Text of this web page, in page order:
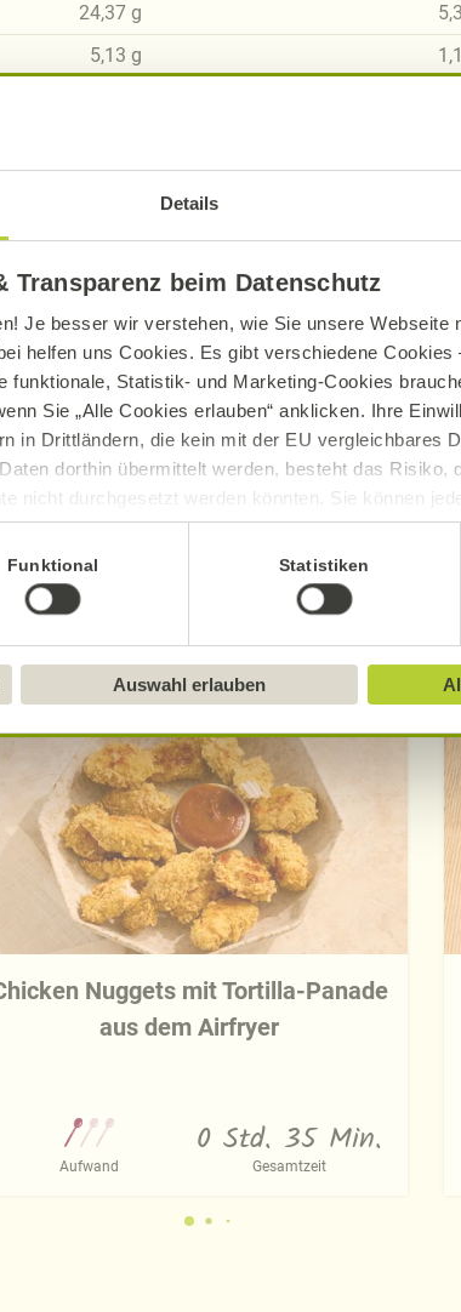
Details
beim Datenschutz
Je besser wir verstehen, wie Sie unsere Webseite
helfen uns Cookies. Es gibt verschiedene Cookies
funktionale, Statistik- und Marketing-Cookies
Sie „Alle Cookies erlauben“ anklicken. Ihre
in Drittländern, die kein mit der EU vergleichbares
dorthin übermittelt werden, besteht das Risiko,
nicht durchgesetzt werden könnten. Sie können
und Tools deaktivieren. Ausführliche
Impressum
Funktional Statistiken
Auswahl erlauben
24,37 g
5,13 g
und laktosefrei bei Alnatura
der Kennzeichnung von veganen,
Sie weitere Rezepte
Nuggets mit Tortilla-Panade
aus dem Airfryer
Aufwand
0 Std. 35 Min.
Gesamtzeit